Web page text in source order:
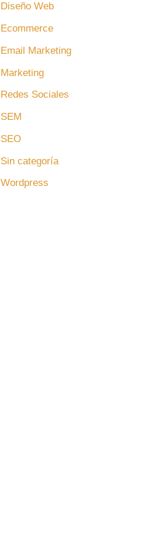
Diseño Web
Ecommerce
Email Marketing
Marketing
Redes Sociales
SEM
SEO
Sin categoría
Wordpress